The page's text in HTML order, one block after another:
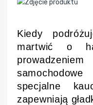
Kiedy
martwić o
specjalne
zapewniają